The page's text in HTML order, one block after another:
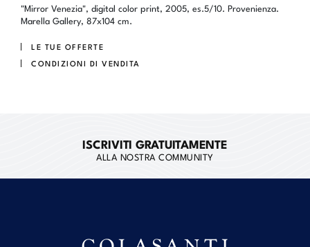
"Mirror Venezia", digital color print, 2005, es.5/10. Provenienza.
Marella Gallery, 87x104 cm.
LE TUE OFFERTE
CONDIZIONI DI VENDITA
ISCRIVITI GRATUITAMENTE
ALLA NOSTRA COMMUNITY